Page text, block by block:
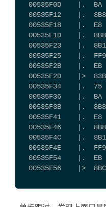
00535F0D    |.  BA
00535F12    |.
00535F18    |.  E8
00535F1D    |.
00535F23    |.
00535F25    |.
00535F2B    |.  EB
00535F2D    |>
00535F34    |.  75
00535F36    |.  BA
00535F3B    |.
00535F41    |.  E8
00535F46    |.
00535F4C    |.
00535F4E    |.
00535F54    |.  EB
00535F56    |>